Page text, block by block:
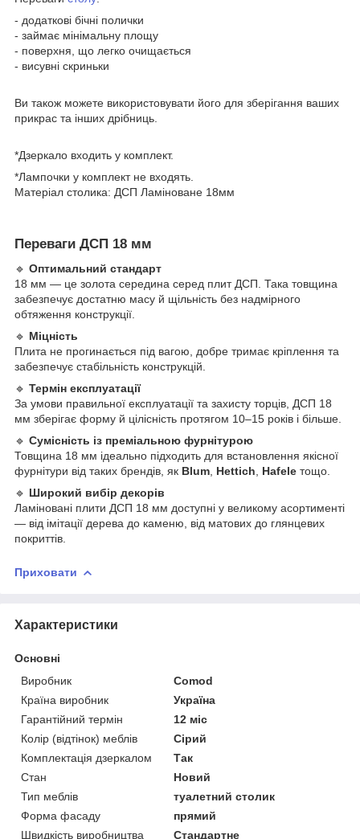
- додаткові бічні полички
- займає мінімальну площу
- поверхня, що легко очищається
- висувні скриньки
Ви також можете використовувати його для зберігання ваших
прикрас та інших дрібниць.
*Дзеркало входить у комплект.
*Лампочки у комплект не входять.
Матеріал столика: ДСП Ламіноване 18мм
Переваги ДСП 18 мм
🔹 Оптимальний стандарт
18 мм — це золота середина серед плит ДСП. Така товщина
забезпечує достатню масу й щільність без надмірного
обтяження конструкції.
🔹 Міцність
Плита не прогинається під вагою, добре тримає кріплення та
забезпечує стабільність конструкцій.
🔹 Термін експлуатації
За умови правильної експлуатації та захисту торців, ДСП 18
мм зберігає форму й цілісність протягом 10–15 років і більше.
🔹 Сумісність із преміальною фурнітурою
Товщина 18 мм ідеально підходить для встановлення якісної
фурнітури від таких брендів, як Blum Hettich Hafele тощо.
🔹 Широкий вибір декорів
Ламіновані плити ДСП 18 мм доступні у великому асортименті
— від імітації дерева до каменю, від матових до глянцевих
покриттів.
Приховати
Характеристики
Основні
Виробник
Comod
Країна виробник
Україна
Гарантійний термін
12 міс
Колір (відтінок) меблів
Сірий
Комплектація дзеркалом
Так
Стан
Новий
Тип меблів
туалетний столик
Форма фасаду
прямий
Швидкість виробництва
Стандартне